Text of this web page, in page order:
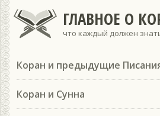
ГЛАВНОЕ О
что каждый должен
Коран и предыдущие
Коран и Сунна